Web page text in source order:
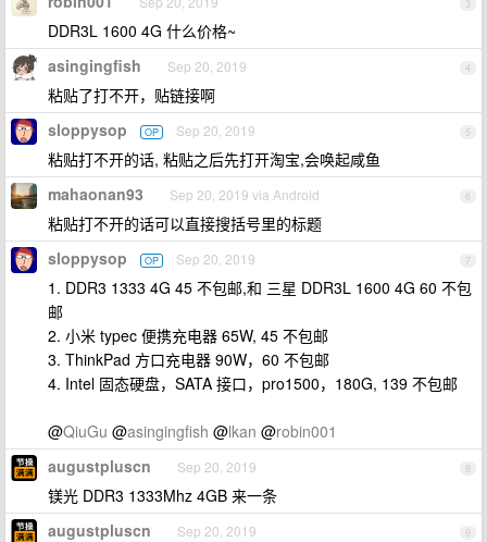
3
DDR3L 1600 4G 什么价格~
4
asingingfish Sep 20, 2019
粘贴了打不开，贴链接啊
5
sloppysop OP Sep 20, 2019
粘贴打不开的话, 粘贴之后先打开淘宝,会唤起咸鱼
6
mahaonan93 Sep 20, 2019 via Android
粘贴打不开的话可以直接搜括号里的标题
7
sloppysop OP Sep 20, 2019
1. DDR3 1333 4G 45 不包邮,和 三星 DDR3L 1600 4G 60 不包
邮
2. 小米 typec 便携充电器 65W, 45 不包邮
3. ThinkPad 方口充电器 90W，60 不包邮
4. Intel 固态硬盘，SATA 接口，pro1500，180G, 139 不包邮
@QiuGu @asingingfish @lkan @robin001
8
augustpluscn Sep 20, 2019
镁光 DDR3 1333Mhz 4GB 来一条
9
augustpluscn Sep 20, 2019